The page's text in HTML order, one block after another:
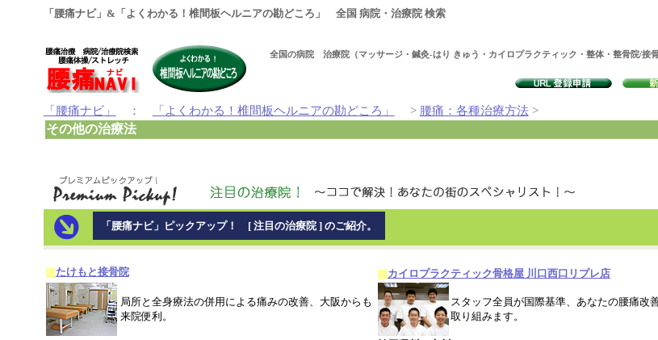
「腰痛ナビ」&「よくわかる！椎間板ヘルニアの勘どころ」 全国 病院・治療院 検索
全国の病院 治療院（マッサージ・鍼灸-はり きゅう・カイロプラクティック・整体・整骨院/接
「腰痛ナビ」 ： 「よくわかる！椎間板ヘルニアの勘どころ」 > 腰痛：各種治療方法>
その他の治療法
「腰痛ナビ」ピックアップ！ [ 注目の治療院 ] のご紹介。
たけもと接骨院
局所と全身療法の併用による痛みの改善、大阪からも
来院便利。
カイロプラクティック骨格屋 川口西口リプレ店
スタッフ全員が国際基準、あなたの腰痛改
取り組みます。